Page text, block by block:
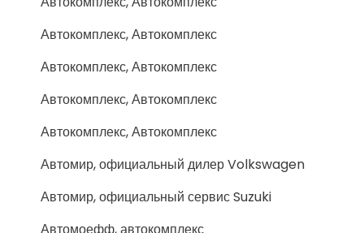
Автокомплекс, Автокомплекс
Автокомплекс, Автокомплекс
Автокомплекс, Автокомплекс
Автокомплекс, Автокомплекс
Автомир, официальный дилер Volkswagen
Автомир, официальный сервис Suzuki